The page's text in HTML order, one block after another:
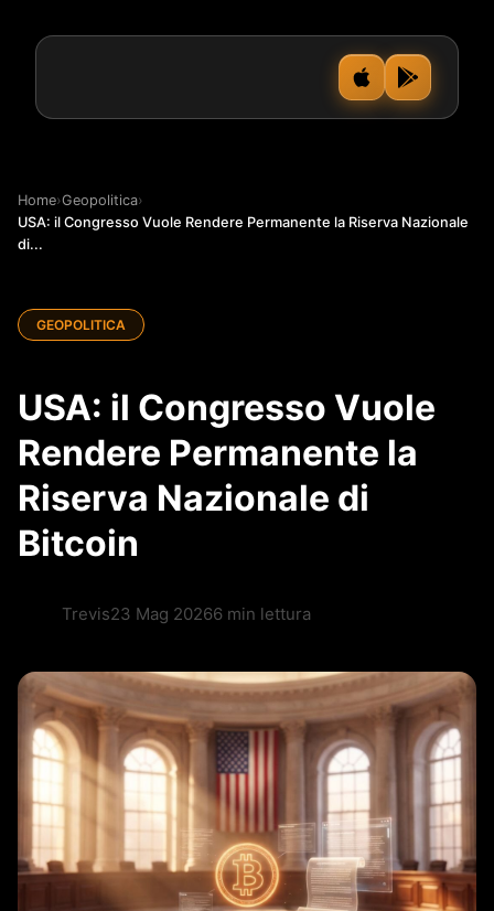
Home›Geopolitica›
USA: il Congresso Vuole Rendere Permanente la Riserva Nazionale
di...
GEOPOLITICA
USA: il Congresso Vuole
Rendere Permanente la
Riserva Nazionale di
Bitcoin
Trevis23 Mag 20266 min lettura